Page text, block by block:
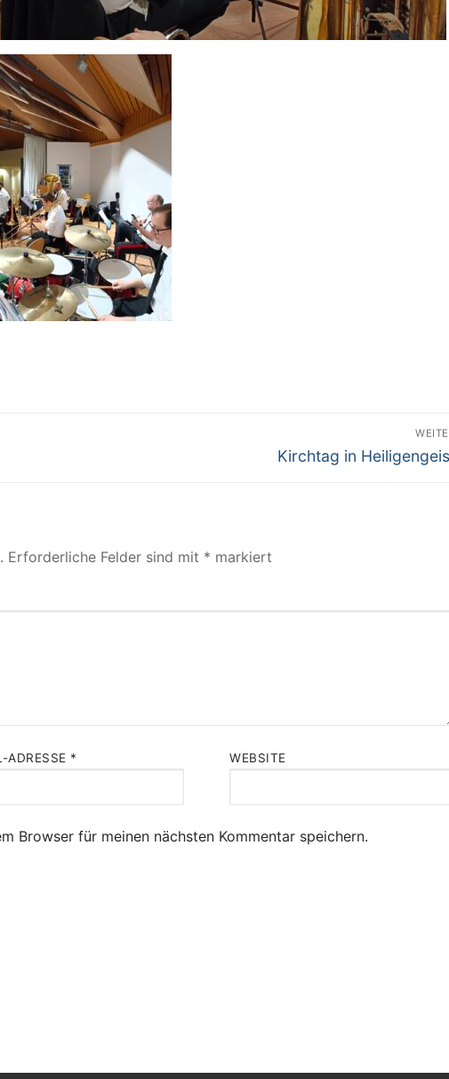
Kirchtag in
Erforderliche Felder sind mit * markiert
ADRESSE * WEBSITE
Browser für meinen nächsten Kommentar speichern.